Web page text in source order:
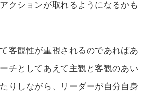
クションが取れるようになるかも
客観性が重視されるのであればあ
チとしてあえて主観と客観のあい
りしながら、リーダーが自分自身